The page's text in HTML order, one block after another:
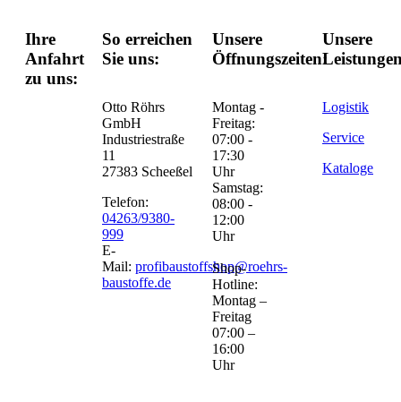
Ihre
Anfahrt
zu uns:
So erreichen
Sie uns:
Otto Röhrs
GmbH
Industriestraße
11
27383 Scheeßel
Telefon:
04263/9380-
999
E-
Mail: profibaustoffshop@roehrs-
baustoffe.de
Unsere
Öffnungszeiten:
Montag -
Freitag:
07:00 -
17:30
Uhr
Samstag:
08:00 -
12:00
Uhr
Shop-
Hotline:
Montag –
Freitag
07:00 –
16:00
Uhr
Unsere
Logistik
Service
Kataloge